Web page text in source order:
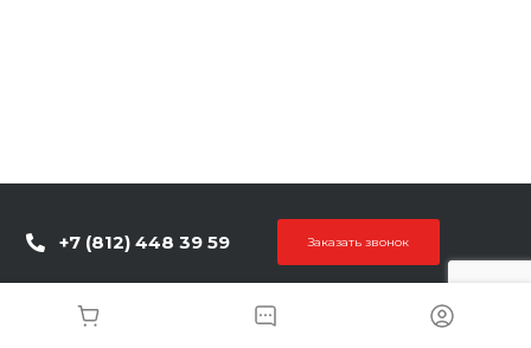
+7 (812) 448 39 59 Заказать звонок